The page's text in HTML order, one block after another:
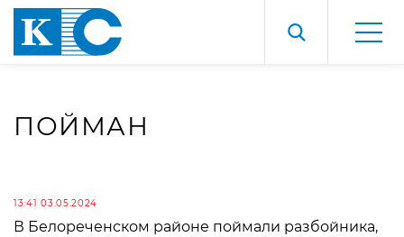
ПОЙМАН
13:41 03.05.2024
В Белореченском районе поймали разбойника,